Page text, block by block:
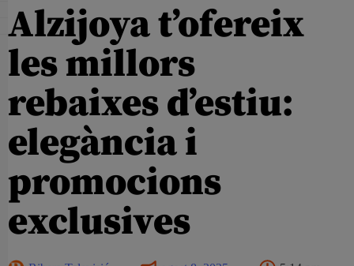
Alzijoya t’ofereix
les millors
rebaixes d’estiu:
elegància i
promocions
exclusives